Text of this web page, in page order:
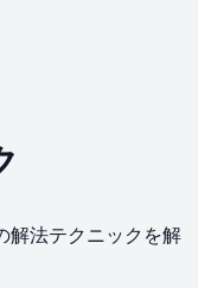
解法テクニックを解